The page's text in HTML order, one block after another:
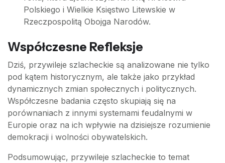
Polskiego i Wielkie Księstwo Litewskie w
Rzeczpospolitą Obojga Narodów.
Współczesne Refleksje
Dziś, przywileje szlacheckie są analizowane nie tylko
pod kątem historycznym, ale także jako przykład
dynamicznych zmian społecznych i politycznych.
Współczesne badania często skupiają się na
porównaniach z innymi systemami feudalnymi w
Europie oraz na ich wpływie na dzisiejsze rozumienie
demokracji i wolności obywatelskich.
Podsumowując, przywileje szlacheckie to temat